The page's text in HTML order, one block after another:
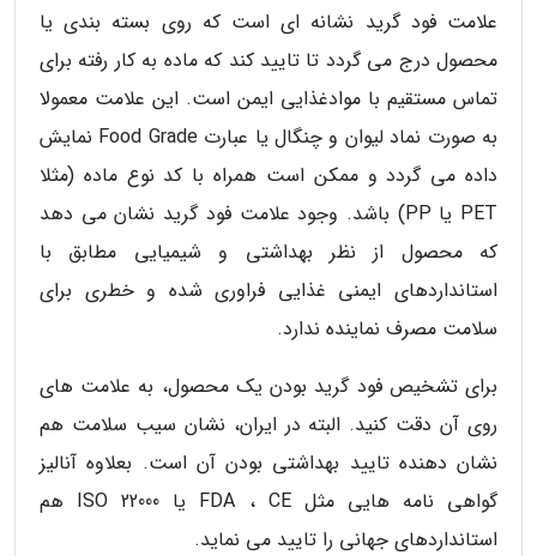
علامت فود گرید نشانه ای است که روی بسته بندی یا
محصول درج می گردد تا تایید کند که ماده به کار رفته برای
تماس مستقیم با موادغذایی ایمن است. این علامت معمولا
به صورت نماد لیوان و چنگال یا عبارت Food Grade نمایش
داده می گردد و ممکن است همراه با کد نوع ماده (مثلا
PET یا PP) باشد. وجود علامت فود گرید نشان می دهد
که محصول از نظر بهداشتی و شیمیایی مطابق با
استانداردهای ایمنی غذایی فراوری شده و خطری برای
سلامت مصرف نماینده ندارد.
برای تشخیص فود گرید بودن یک محصول، به علامت های
روی آن دقت کنید. البته در ایران، نشان سیب سلامت هم
نشان دهنده تایید بهداشتی بودن آن است. بعلاوه آنالیز
گواهی نامه هایی مثل FDA ، CE یا ISO 22000 هم
استانداردهای جهانی را تایید می نماید.